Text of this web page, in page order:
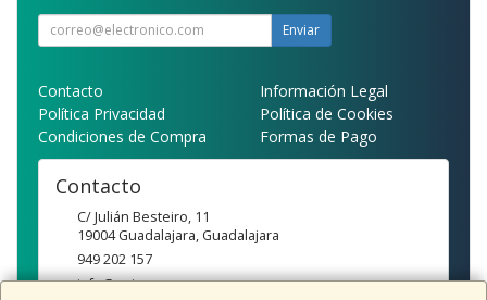
Enviar
Contacto
Información Legal
Política Privacidad
Política de Cookies
Condiciones de Compra
Formas de Pago
Contacto
C/ Julián Besteiro, 11
19004 Guadalajara, Guadalajara
949 202 157
info@qsi.es